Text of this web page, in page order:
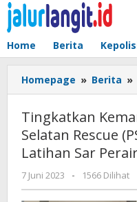
Lewati
konten
Home Berita
Homepage » Berita »
Tingkatkan
Selatan Rescue
Latihan Sar
7 Juni 2023
oleh
admin
- 1566 Dilihat